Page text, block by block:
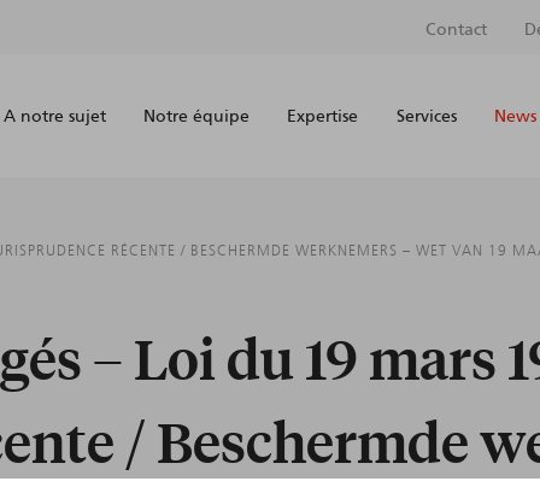
Contact
A notre sujet Notre équipe Expertise Services
RÉCENTE / BESCHERMDE WERKNEMERS – WET VAN 19
– Loi du 19 mars
/ Beschermde